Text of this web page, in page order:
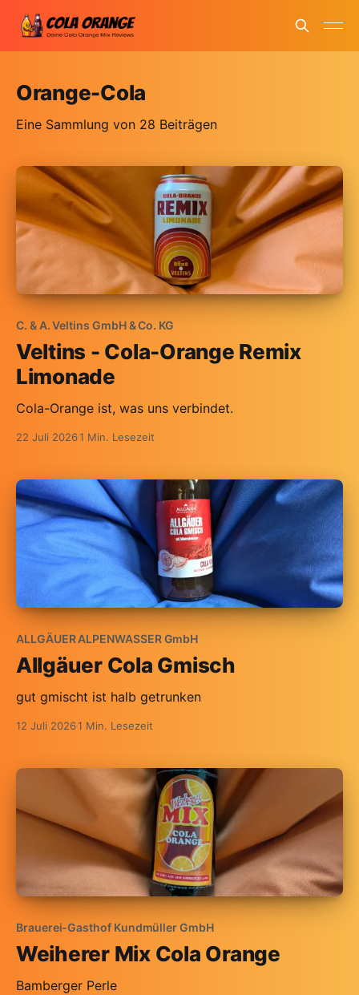
Orange-Cola
Eine Sammlung von 28 Beiträgen
C. & A. Veltins GmbH & Co. KG
Veltins - Cola-Orange Remix
Limonade
Cola-Orange ist, was uns verbindet.
22 Juli 20261 Min. Lesezeit
ALLGÄUER ALPENWASSER GmbH
Allgäuer Cola Gmisch
gut gmischt ist halb getrunken
12 Juli 20261 Min. Lesezeit
Brauerei-Gasthof Kundmüller GmbH
Weiherer Mix Cola Orange
Bamberger Perle